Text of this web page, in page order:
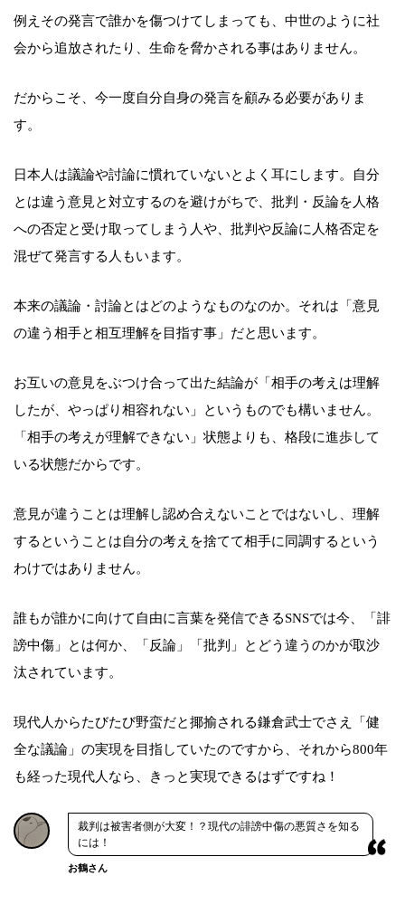
例えその発言で誰かを傷つけてしまっても、中世のように社
会から追放されたり、生命を脅かされる事はありません。
だからこそ、今一度自分自身の発言を顧みる必要がありま
す。
日本人は議論や討論に慣れていないとよく耳にします。自分
とは違う意見と対立するのを避けがちで、批判・反論を人格
への否定と受け取ってしまう人や、批判や反論に人格否定を
混ぜて発言する人もいます。
本来の議論・討論とはどのようなものなのか。それは「意見
の違う相手と相互理解を目指す事」だと思います。
お互いの意見をぶつけ合って出た結論が「相手の考えは理解
したが、やっぱり相容れない」というものでも構いません。
「相手の考えが理解できない」状態よりも、格段に進歩して
いる状態だからです。
意見が違うことは理解し認め合えないことではないし、理解
するということは自分の考えを捨てて相手に同調するという
わけではありません。
誰もが誰かに向けて自由に言葉を発信できるSNSでは今、「誹
謗中傷」とは何か、「反論」「批判」とどう違うのかが取沙
汰されています。
現代人からたびたび野蛮だと揶揄される鎌倉武士でさえ「健
全な議論」の実現を目指していたのですから、それから800年
も経った現代人なら、きっと実現できるはずですね！
裁判は被害者側が大変！？現代の誹謗中傷の悪質さを知る
には！
お鶴さん